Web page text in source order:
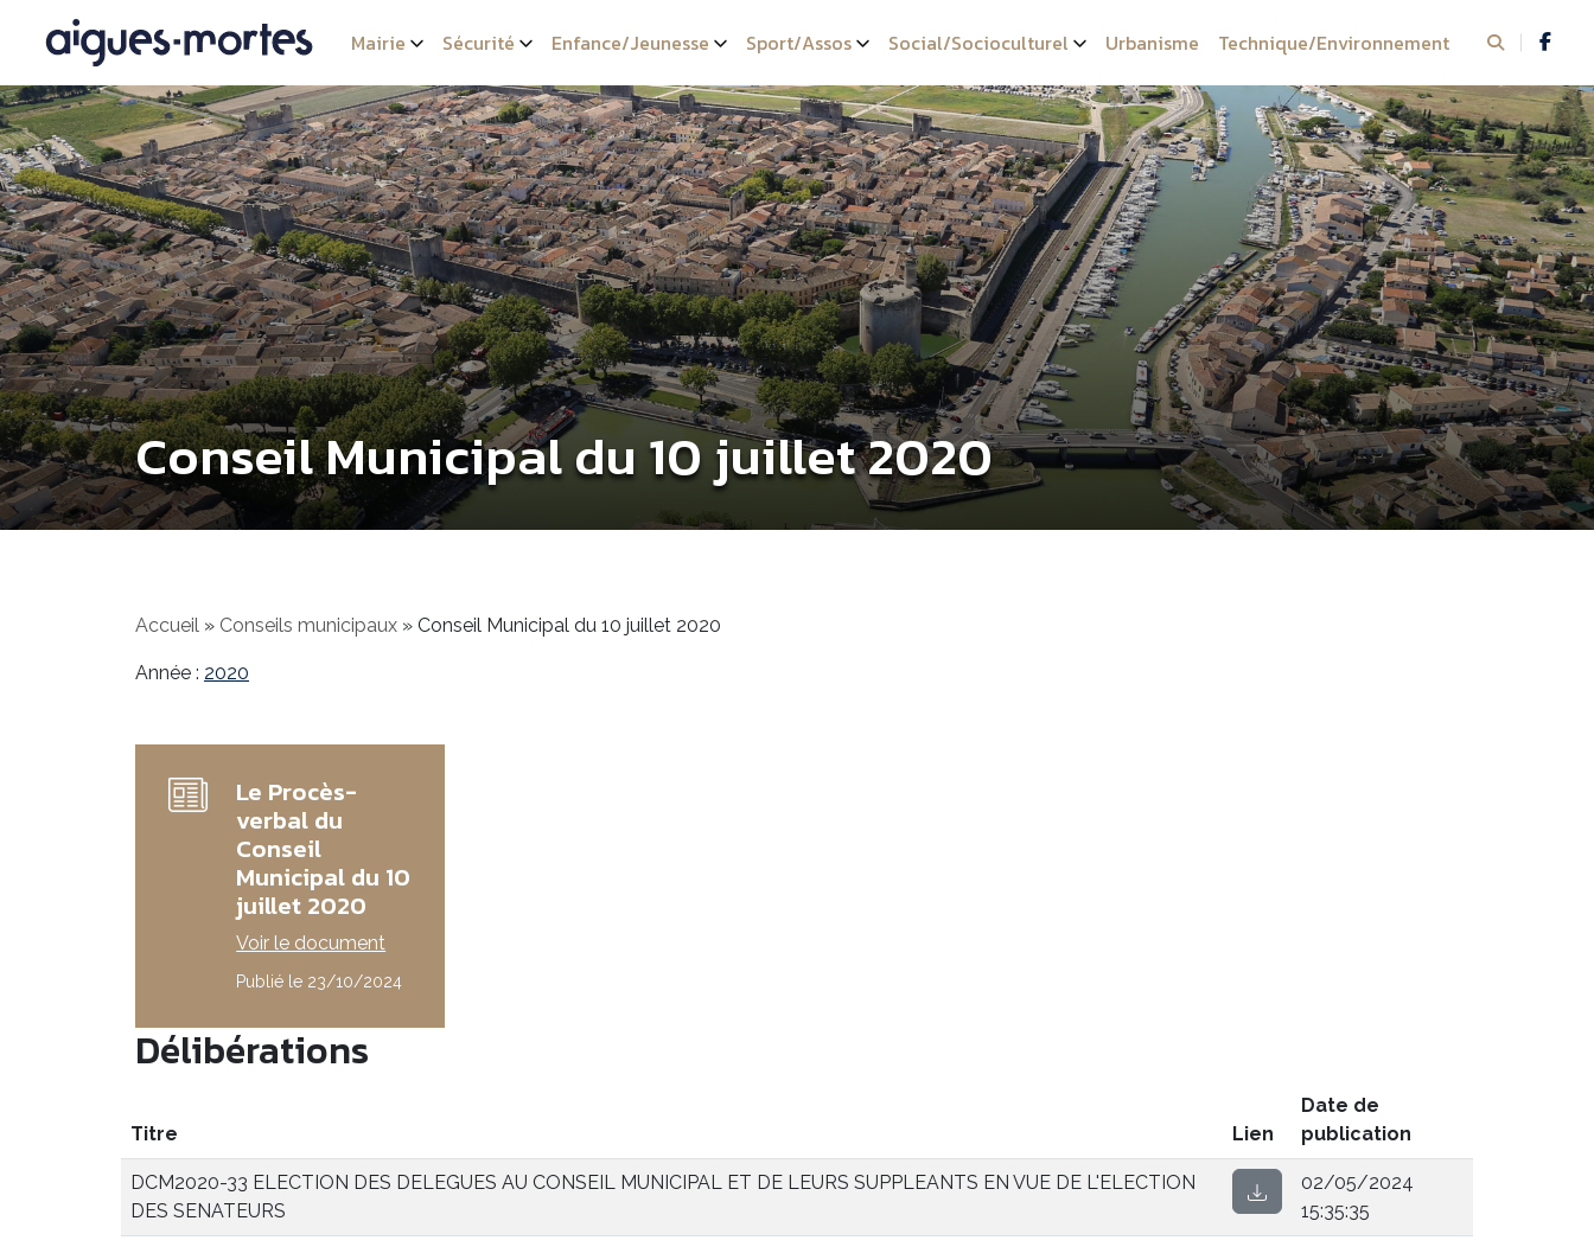
Mairie Sécurité Enfance/Jeunesse Sport/Assos Social/Socioculturel Urbanisme Technique/Environnement
Conseil Municipal du 10 juillet 2020
Accueil » Conseils municipaux » Conseil Municipal du 10 juillet 2020
Année : 2020
Le Procès-
verbal du
Conseil
Municipal du 10
juillet 2020
Voir le document
Publié le 23/10/2024
Délibérations
Titre Lien
Date de
publication
DCM2020-33 ELECTION DES DELEGUES AU CONSEIL MUNICIPAL ET DE LEURS SUPPLEANTS EN VUE DE L'ELECTION
DES SENATEURS
02/05/2024
15:35:35